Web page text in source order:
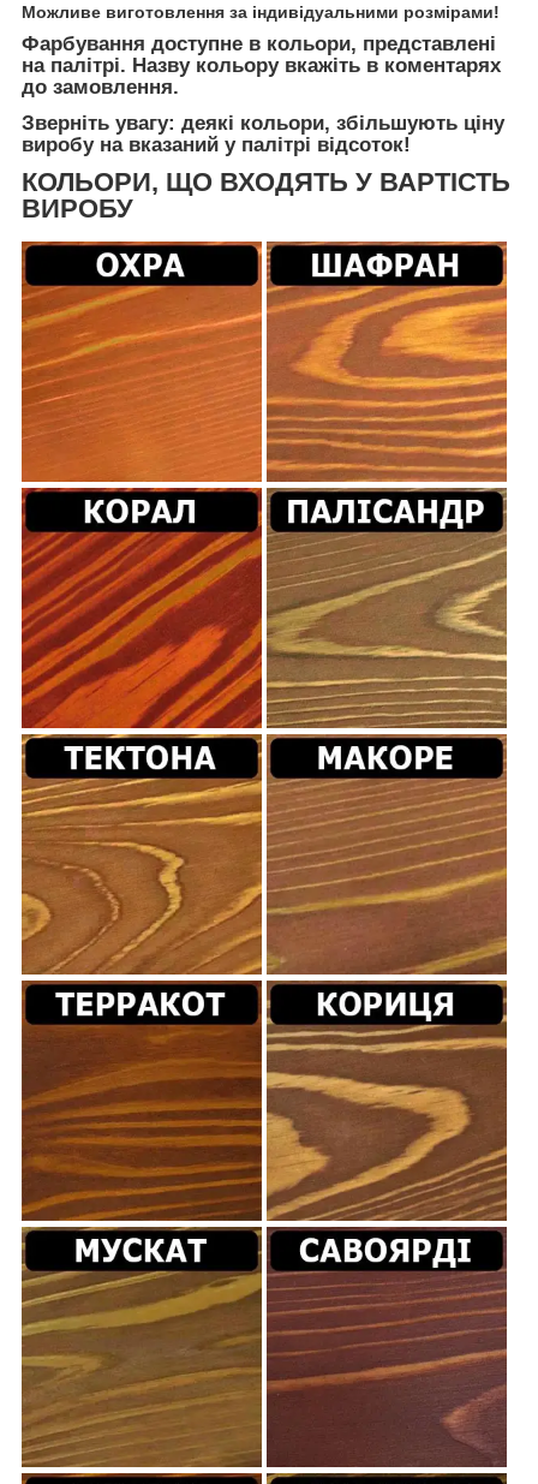
Можливе виготовлення за індивідуальними розмірами!
Фарбування доступне в кольори, представлені
на палітрі. Назву кольору вкажіть в коментарях
до замовлення.
Зверніть увагу: деякі кольори, збільшують ціну
виробу на вказаний у палітрі відсоток!
КОЛЬОРИ, ЩО ВХОДЯТЬ У ВАРТІСТЬ
ВИРОБУ